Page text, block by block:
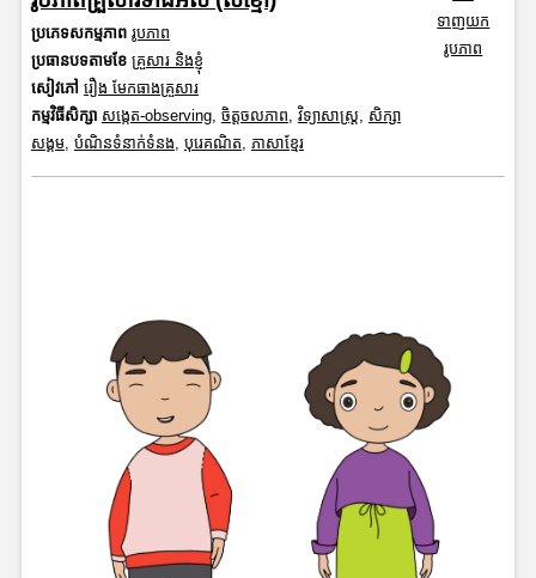
ប្រភេទសកម្មភាព រូបភាព
ប្រធានបទតាមខែ គ្រួសារ និងខ្ញុំ
សៀវភៅ រឿង មែកធាងគ្រួសារ
កម្មវិធីសិក្សា សង្កេត-observing, ចិត្តចលភាព, វិទ្យាសាស្រ្ត, សិក្សា
សង្គម, បំណិនទំនាក់ទំនង, បុរេគណិត, ភាសាខ្មែរ
ទាញយក
រូបភាព